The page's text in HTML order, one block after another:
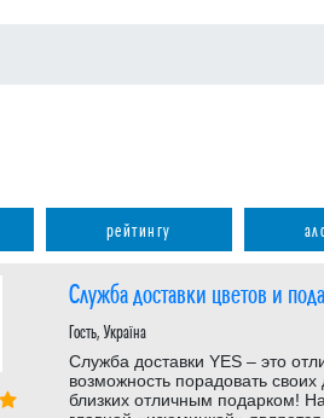
рейтингу
Служба доставки цветов и
Гость, Україна
Служба доставки YES – это
возможность порадовать своих
близких отличным подарком!